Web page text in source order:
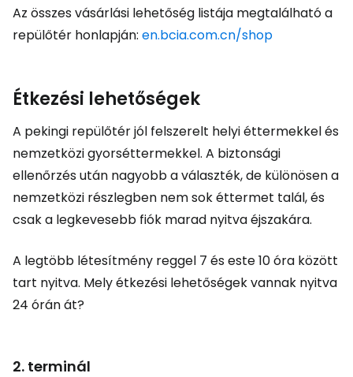
Az összes vásárlási lehetőség listája megtalálható a
repülőtér honlapján: en.bcia.com.cn/shop
Étkezési lehetőségek
A pekingi repülőtér jól felszerelt helyi éttermekkel és
nemzetközi gyorséttermekkel. A biztonsági
ellenőrzés után nagyobb a választék, de különösen a
nemzetközi részlegben nem sok éttermet talál, és
csak a legkevesebb fiók marad nyitva éjszakára.
A legtöbb létesítmény reggel 7 és este 10 óra között
tart nyitva. Mely étkezési lehetőségek vannak nyitva
24 órán át?
2. terminál